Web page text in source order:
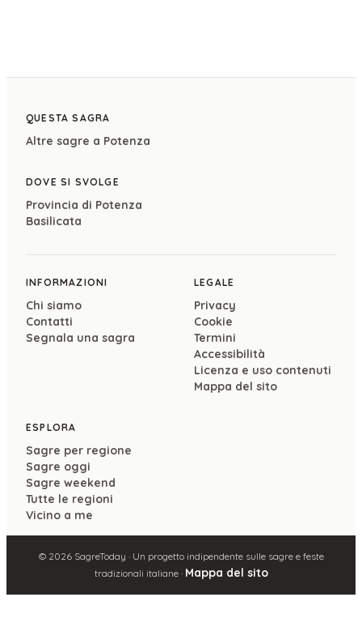
QUESTA SAGRA
Altre sagre a Potenza
DOVE SI SVOLGE
Provincia di Potenza
Basilicata
INFORMAZIONI
Chi siamo
Contatti
Segnala una sagra
LEGALE
Privacy
Cookie
Termini
Accessibilità
Licenza e uso contenuti
Mappa del sito
ESPLORA
Sagre per regione
Sagre oggi
Sagre weekend
Tutte le regioni
Vicino a me
© 2026SagreToday · Un progetto indipendente sulle sagre e feste
tradizionali italiane · Mappa del sito